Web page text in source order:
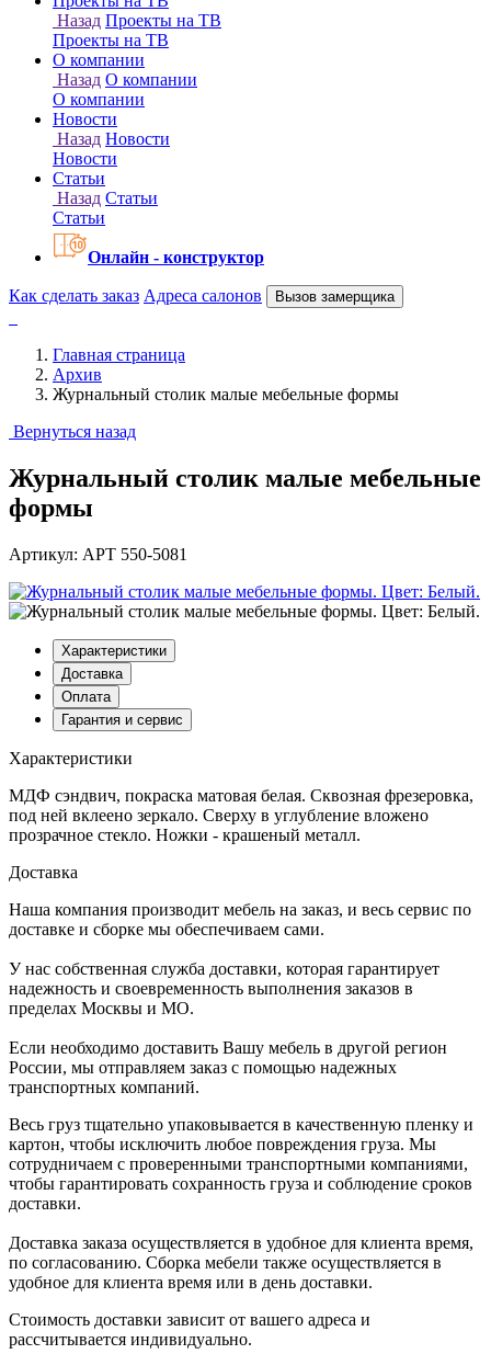
Онлайн - конструктор
Как сделать заказ Адреса салонов Вызов замерщика
Главная страница
Архив
Журнальный столик малые мебельные формы
Вернуться назад
Журнальный столик малые мебельные
формы
Артикул: АРТ 550-5081
Характеристики
Доставка
Оплата
Гарантия и сервис
Характеристики
МДФ сэндвич, покраска матовая белая. Сквозная фрезеровка,
под ней вклеено зеркало. Сверху в углубление вложено
прозрачное стекло. Ножки - крашеный металл.
Доставка
Наша компания производит мебель на заказ, и весь сервис по
доставке и сборке мы обеспечиваем сами.
У нас собственная служба доставки, которая гарантирует
надежность и своевременность выполнения заказов в
пределах Москвы и МО.
Если необходимо доставить Вашу мебель в другой регион
России, мы отправляем заказ с помощью надежных
транспортных компаний.
Весь груз тщательно упаковывается в качественную пленку и
картон, чтобы исключить любое повреждения груза. Мы
сотрудничаем с проверенными транспортными компаниями,
чтобы гарантировать сохранность груза и соблюдение сроков
доставки.
Доставка заказа осуществляется в удобное для клиента время,
по согласованию. Сборка мебели также осуществляется в
удобное для клиента время или в день доставки.
Стоимость доставки зависит от вашего адреса и
рассчитывается индивидуально.